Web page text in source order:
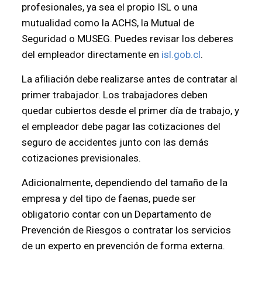
profesionales, ya sea el propio ISL o una
mutualidad como la ACHS, la Mutual de
Seguridad o MUSEG. Puedes revisar los deberes
del empleador directamente en isl.gob.cl.
La afiliación debe realizarse antes de contratar al
primer trabajador. Los trabajadores deben
quedar cubiertos desde el primer día de trabajo, y
el empleador debe pagar las cotizaciones del
seguro de accidentes junto con las demás
cotizaciones previsionales.
Adicionalmente, dependiendo del tamaño de la
empresa y del tipo de faenas, puede ser
obligatorio contar con un Departamento de
Prevención de Riesgos o contratar los servicios
de un experto en prevención de forma externa.